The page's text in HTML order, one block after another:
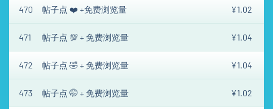
470 帖子点 ❤️ +免费浏览量 ¥1.02
471 帖子点 💯 + 免费浏览量 ¥1.04
472 帖子点 🤣 + 免费浏览量 ¥1.04
473 帖子点 🤭 + 免费浏览量 ¥1.02